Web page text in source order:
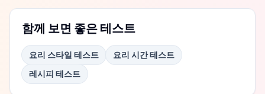
함께 보면 좋은 테스트
요리 스타일 테스트
요리 시간 테스트
레시피 테스트